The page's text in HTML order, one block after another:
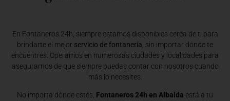
En Fontaneros 24h, siempre estamos disponibles cerca de ti para
brindarte el mejor servicio de fontanería , sin importar dónde te
encuentres. Operamos en numerosas ciudades y localidades para
asegurarnos de que siempre puedas contar con nosotros cuando
más lo necesites.
No importa dónde estés, Fontaneros 24h en Albaida está a tu